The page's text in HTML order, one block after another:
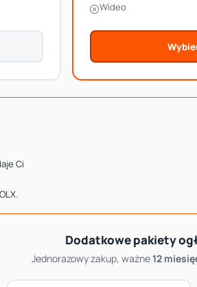
Wideo
Ci
Dodatkowe pakiety
Jednorazowy zakup, ważne12